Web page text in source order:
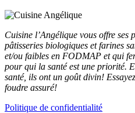
Cuisine l’Angélique vous offre ses
pâtisseries biologiques et farines
et/ou faibles en FODMAP et qui
pour qui la santé est une priorité.
santé, ils ont un goût divin!
foudre assuré!
Politique de confidentialité